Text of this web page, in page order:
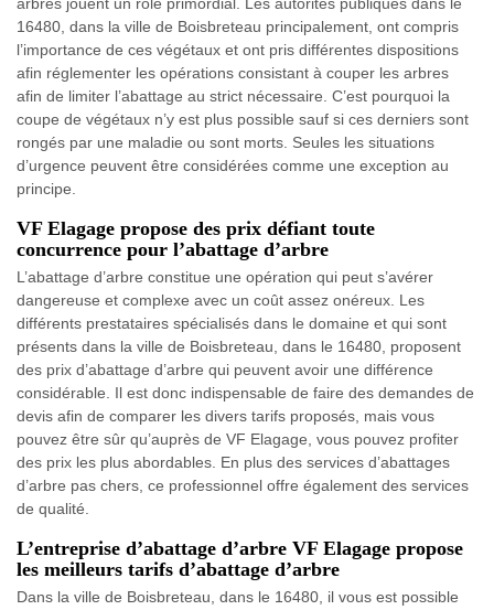
arbres jouent un rôle primordial. Les autorités publiques dans le
16480, dans la ville de Boisbreteau principalement, ont compris
l’importance de ces végétaux et ont pris différentes dispositions
afin réglementer les opérations consistant à couper les arbres
afin de limiter l’abattage au strict nécessaire. C’est pourquoi la
coupe de végétaux n’y est plus possible sauf si ces derniers sont
rongés par une maladie ou sont morts. Seules les situations
d’urgence peuvent être considérées comme une exception au
principe.
VF Elagage propose des prix défiant toute
concurrence pour l’abattage d’arbre
L’abattage d’arbre constitue une opération qui peut s’avérer
dangereuse et complexe avec un coût assez onéreux. Les
différents prestataires spécialisés dans le domaine et qui sont
présents dans la ville de Boisbreteau, dans le 16480, proposent
des prix d’abattage d’arbre qui peuvent avoir une différence
considérable. Il est donc indispensable de faire des demandes de
devis afin de comparer les divers tarifs proposés, mais vous
pouvez être sûr qu’auprès de VF Elagage, vous pouvez profiter
des prix les plus abordables. En plus des services d’abattages
d’arbre pas chers, ce professionnel offre également des services
de qualité.
L’entreprise d’abattage d’arbre VF Elagage propose
les meilleurs tarifs d’abattage d’arbre
Dans la ville de Boisbreteau, dans le 16480, il vous est possible